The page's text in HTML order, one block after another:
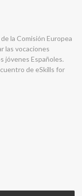
la Comisión Europea
las vocaciones
jóvenes Españoles.
de eSkills for